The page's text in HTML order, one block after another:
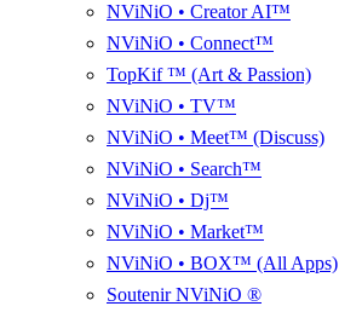
NViNiO • Creator AI™
NViNiO • Connect™
TopKif ™ (Art & Passion)
NViNiO • TV™
NViNiO • Meet™ (Discuss)
NViNiO • Search™
NViNiO • Dj™
NViNiO • Market™
NViNiO • BOX™ (All Apps)
Soutenir NViNiO ®